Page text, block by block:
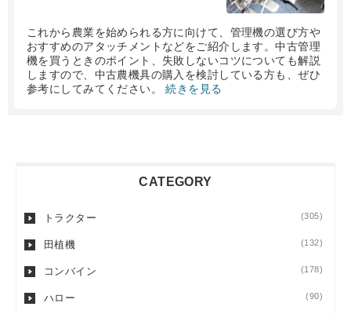
これから農業を始められる方に向けて、管理機の選び方や
おすすめのアタッチメントなどをご紹介します。中古管理
機を買うときのポイント、失敗しないコツについても解説
しますので、中古農機具の購入を検討している方も、ぜひ
参考にしてみてください。続きを見る
CATEGORY
トラクター (305)
田植機 (132)
コンバイン (178)
ハロー (90)